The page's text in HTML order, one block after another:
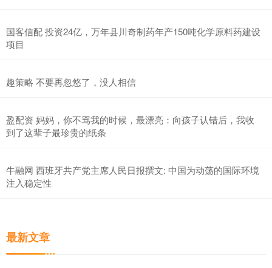
国客信配 投资24亿，万年县川奇制药年产150吨化学原料药建设
项目
趣策略 不要再忽悠了，没人相信
盈配资 妈妈，你不骂我的时候，最漂亮：向孩子认错后，我收
到了这辈子最珍贵的纸条
牛融网 西班牙共产党主席人民日报撰文: 中国为动荡的国际环境
注入稳定性
最新文章